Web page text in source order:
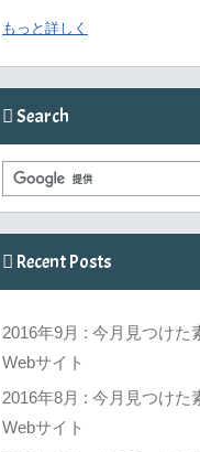
もっと詳しく
Search
Recent Posts
2016年9月 : 今月見つけた
Webサイト
2016年8月 : 今月見つけた
Webサイト